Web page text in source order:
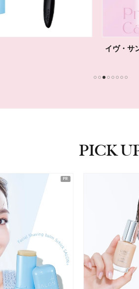
イヴ・サンローラン「YSL ラ
PICK